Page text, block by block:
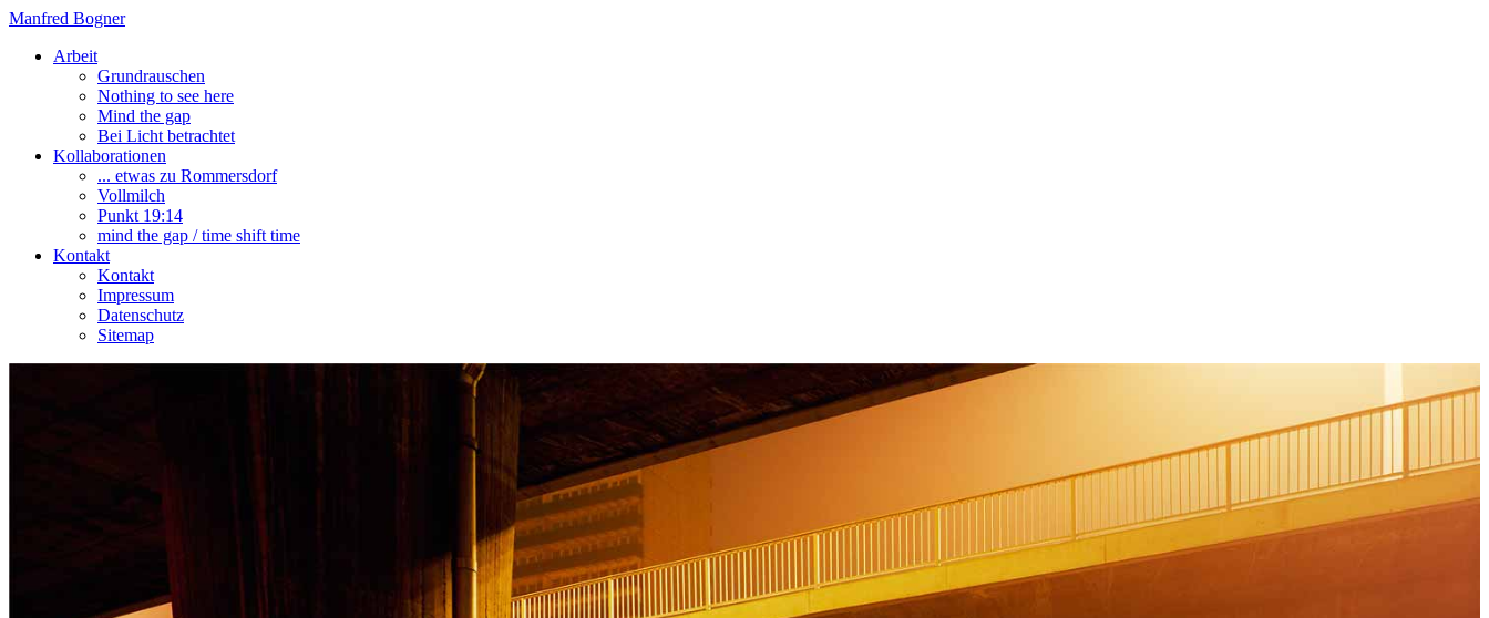
Manfred Bogner
Arbeit
Grundrauschen
Nothing to see here
Mind the gap
Bei Licht betrachtet
Kollaborationen
... etwas zu Rommersdorf
Vollmilch
Punkt 19:14
mind the gap / time shift time
Kontakt
Kontakt
Impressum
Datenschutz
Sitemap